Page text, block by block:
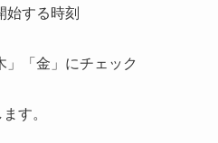
始する時刻
」「金」にチェック
す。